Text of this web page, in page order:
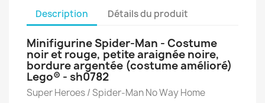
Description Détails du produit
Minifigurine Spider-Man - Costume
noir et rouge, petite araignée noire,
bordure argentée (costume amélioré)
Lego® - sh0782
Super Heroes / Spider-Man No Way Home